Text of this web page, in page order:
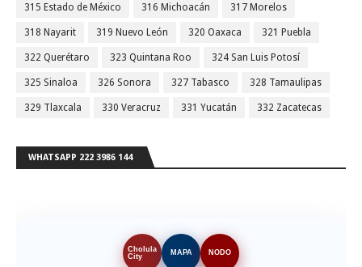
315 Estado de México 316 Michoacán 317 Morelos
318 Nayarit 319 Nuevo León 320 Oaxaca 321 Puebla
322 Querétaro 323 Quintana Roo 324 San Luis Potosí
325 Sinaloa 326 Sonora 327 Tabasco 328 Tamaulipas
329 Tlaxcala 330 Veracruz 331 Yucatán 332 Zacatecas
WHATSAPP 222 3986 144
Cholula
City
MAPA NODO